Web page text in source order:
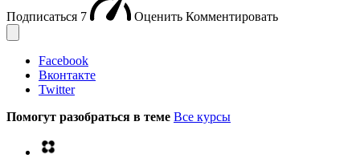
Подписаться 7 Оценить Комментировать
Facebook
Вконтакте
Twitter
Помогут разобраться в теме Все курсы